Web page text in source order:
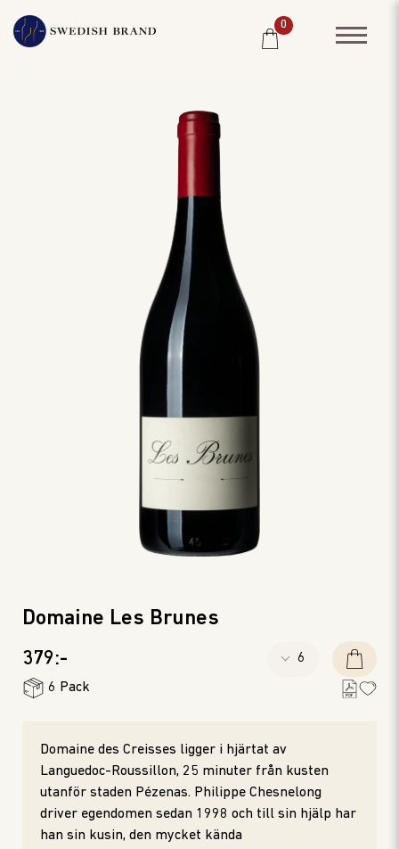
KUNDPORTRÄTT
0
Domaine Les Brunes
379:-
6 Pack
Domaine des Creisses ligger i hjärtat av
Languedoc-Roussillon, 25 minuter från kusten
utanför staden Pézenas. Philippe Chesnelong
driver egendomen sedan 1998 och till sin hjälp har
han sin kusin, den mycket kända